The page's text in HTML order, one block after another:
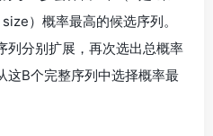
）概率最高的候选序列。
列分别扩展，再次选出总概率
这B个完整序列中选择概率最